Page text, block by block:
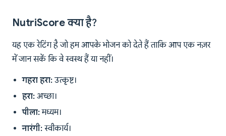
NutriScore क्या है?
यह एक रेटिंग है जो हम आपके भोजन को देते हैं ताकि आप एक नज़र
में जान सकें कि वे स्वस्थ हैं या नहीं।
गहरा हरा: उत्कृष्ट।
हरा: अच्छा।
पीला:मध्यम।
नारंगी: स्वीकार्य।